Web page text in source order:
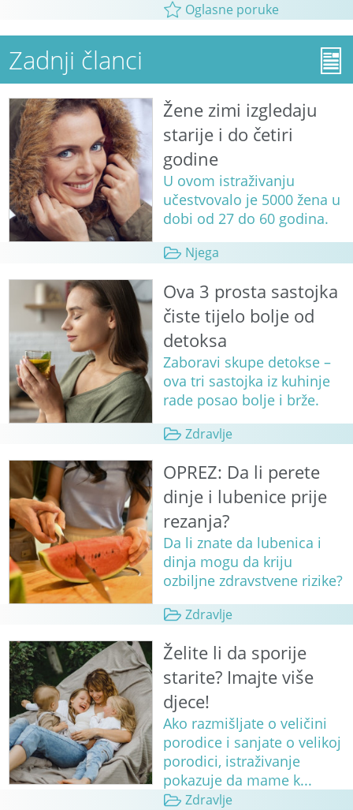
Oglasne poruke
Zadnji članci
Žene zimi izgledaju
starije i do četiri
godine
U ovom istraživanju
učestvovalo je 5000 žena u
dobi od 27 do 60 godina.
Njega
Ova 3 prosta sastojka
čiste tijelo bolje od
detoksa
Zaboravi skupe detokse –
ova tri sastojka iz kuhinje
rade posao bolje i brže.
Zdravlje
OPREZ: Da li perete
dinje i lubenice prije
rezanja?
Da li znate da lubenica i
dinja mogu da kriju
ozbiljne zdravstvene rizike?
Zdravlje
Želite li da sporije
starite? Imajte više
djece!
Ako razmišljate o veličini
porodice i sanjate o velikoj
porodici, istraživanje
pokazuje da mame k...
Zdravlje